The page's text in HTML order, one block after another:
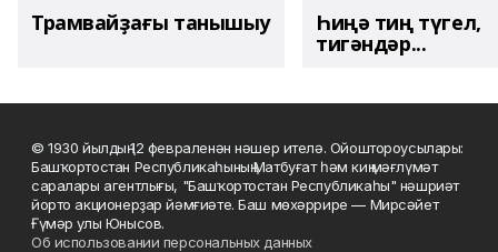
Трамвайҙағы танышыу Һиңә тиң түгел,
тигәндәр...
© 1930 йылдың 12 февраленән нәшер ителә. Ойоштороусылары:
Башҡортостан Республикаһының Матбуғат һәм киң мәғлүмәт
саралары агентлығы, "Башҡортостан Республикаһы" нәшриәт
йорто акционерҙар йәмғиәте. Баш мөхәррире — Мирсәйет
Ғүмәр улы Юнысов.
Об использовании персональных данных